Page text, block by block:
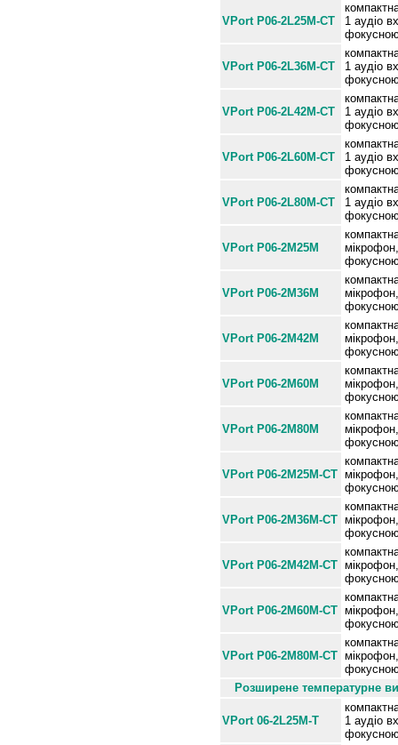
VPort P06-2L25M-CT
1 аудіо
VPort P06-2L36M-CT
1 аудіо
VPort P06-2L42M-CT
1 аудіо
VPort P06-2L60M-CT
1 аудіо
VPort P06-2L80M-CT
1 аудіо
VPort P06-2M25M
VPort P06-2M36M
VPort P06-2M42M
VPort P06-2M60M
VPort P06-2M80M
VPort P06-2M25M-CT
VPort P06-2M36M-CT
VPort P06-2M42M-CT
VPort P06-2M60M-CT
VPort P06-2M80M-CT
Розширене температурне
VPort 06-2L25M-T
1 аудіо